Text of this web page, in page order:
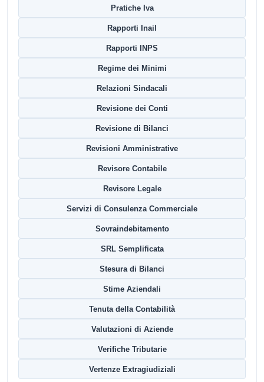
Pratiche Iva
Rapporti Inail
Rapporti INPS
Regime dei Minimi
Relazioni Sindacali
Revisione dei Conti
Revisione di Bilanci
Revisioni Amministrative
Revisore Contabile
Revisore Legale
Servizi di Consulenza Commerciale
Sovraindebitamento
SRL Semplificata
Stesura di Bilanci
Stime Aziendali
Tenuta della Contabilità
Valutazioni di Aziende
Verifiche Tributarie
Vertenze Extragiudiziali